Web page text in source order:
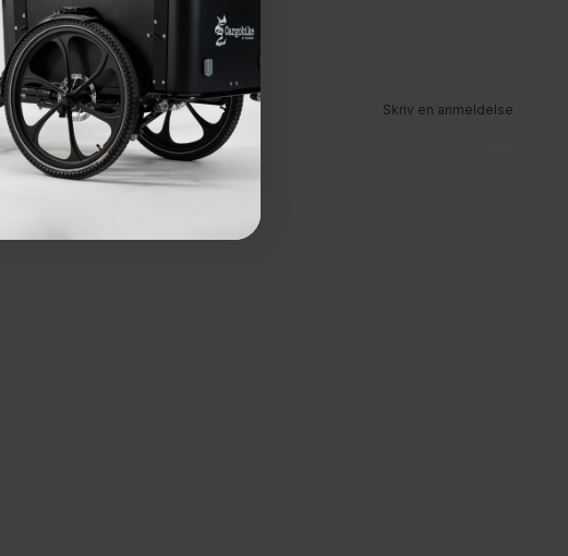
Skriv en anmeldelse